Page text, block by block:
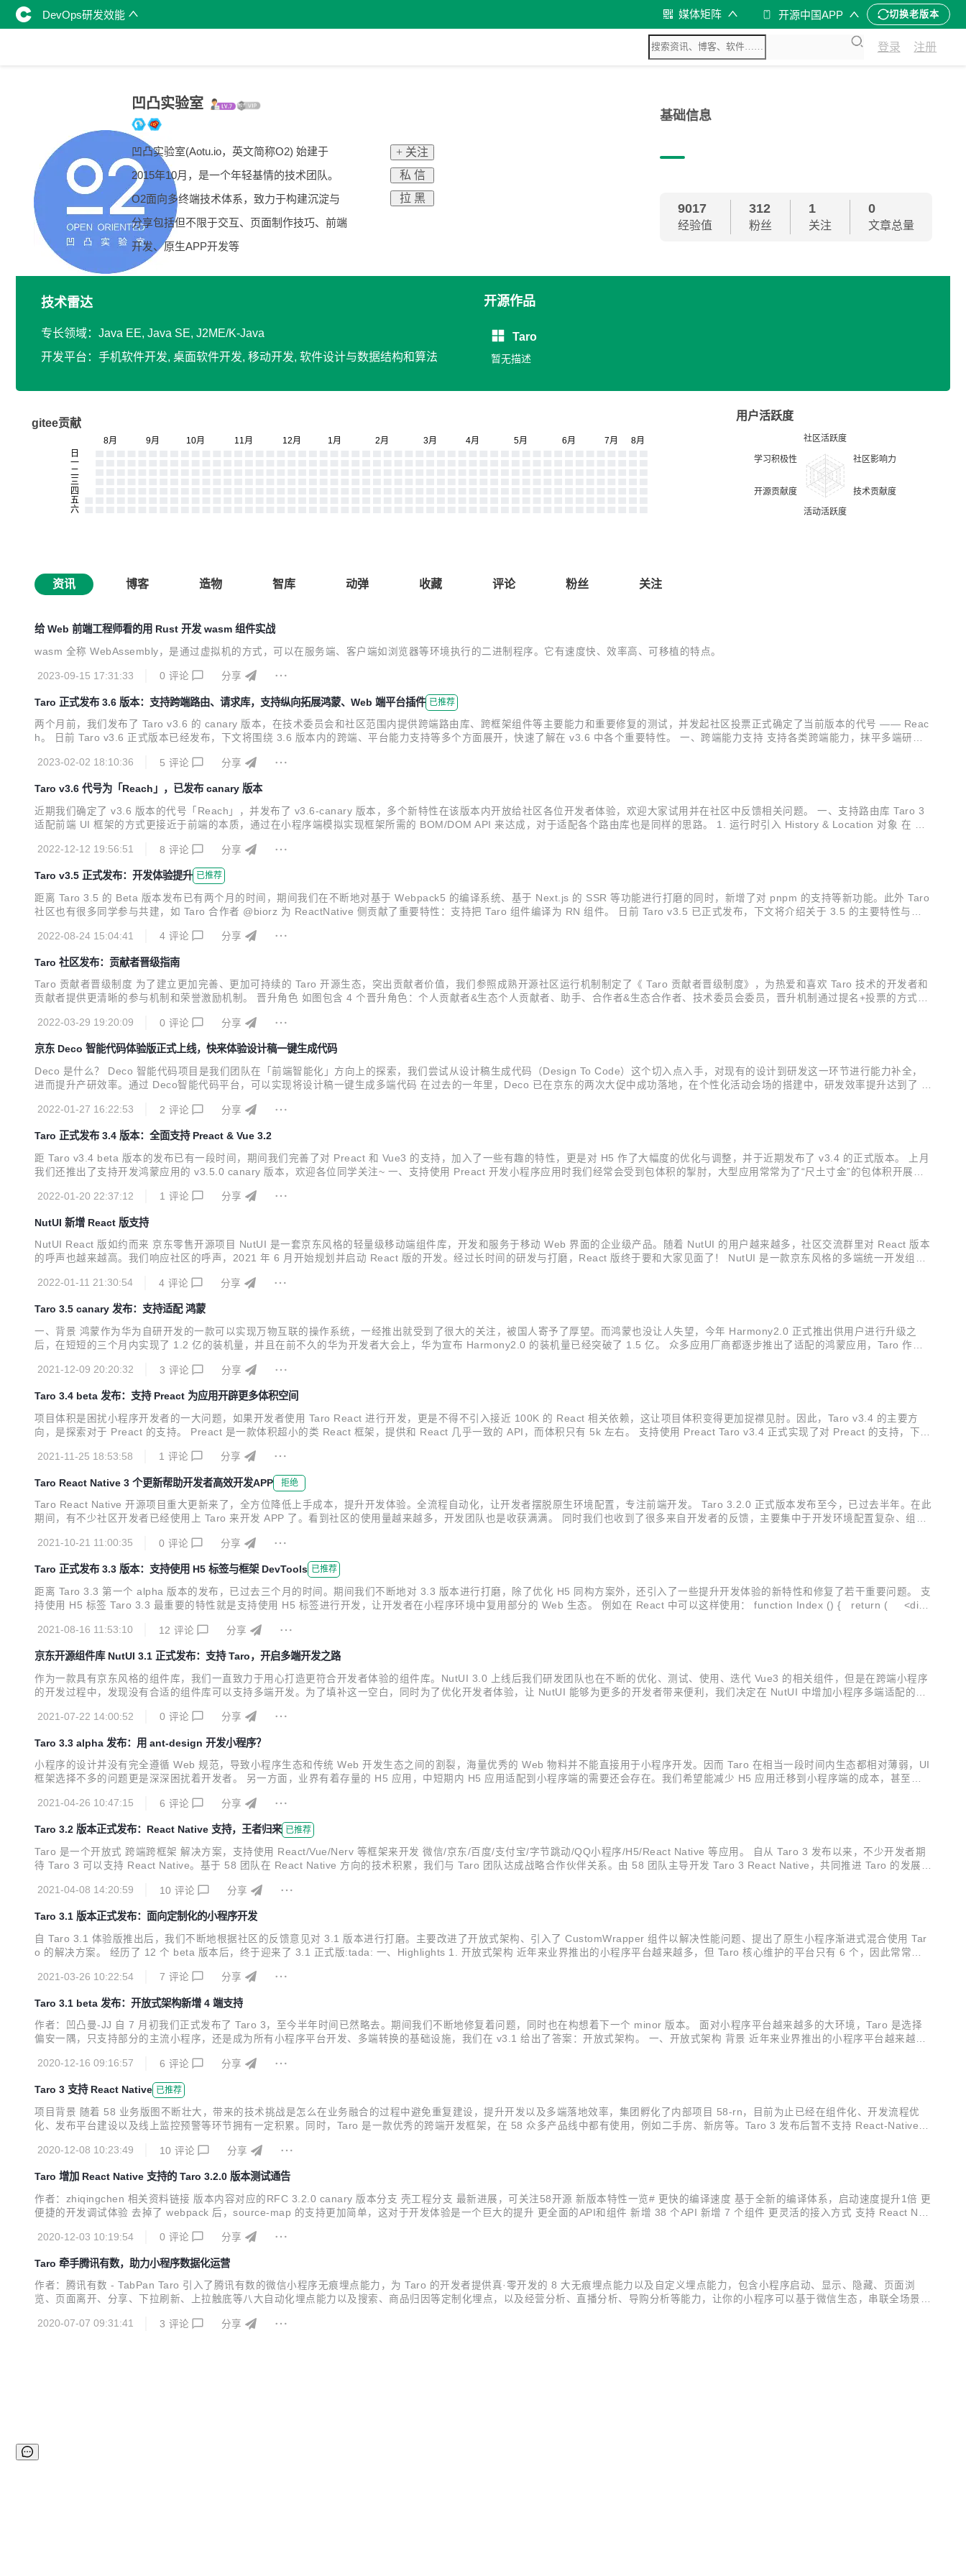
DevOps研发效能 媒体矩阵 开源中国APP 切换老版本
登录 注册
凹凸实验室
凹凸实验室(Aotu.io，英文简称O2) 始建于
2015年10月，是一个年轻基情的技术团队。
O2面向多终端技术体系，致力于构建沉淀与
分享包括但不限于交互、页面制作技巧、前端
开发、原生APP开发等
+ 关注
私 信
拉 黑
基础信息
9017
经验值
312
粉丝
1
关注
0
文章总量
技术雷达
专长领域：Java EE, Java SE, J2ME/K-Java
开发平台：手机软件开发, 桌面软件开发, 移动开发, 软件设计与数据结构和算法
开源作品
Taro
暂无描述
gitee贡献
用户活跃度
资讯 博客 造物 智库 动弹 收藏 评论 粉丝 关注
给 Web 前端工程师看的用 Rust 开发 wasm 组件实战
wasm 全称 WebAssembly，是通过虚拟机的方式，可以在服务端、客户端如浏览器等环境执行的二进制程序。它有速度快、效率高、可移植的特点。
2023-09-15 17:31:33 0 评论 分享
Taro 正式发布 3.6 版本：支持跨端路由、请求库，支持纵向拓展鸿蒙、Web 端平台插件 已推荐
两个月前，我们发布了 Taro v3.6 的 canary 版本，在技术委员会和社区范围内提供跨端路由库、跨框架组件等主要能力和重要修复的测试，并发起社区投票正式确定了当前版本的代号 —— Reac
h。 日前 Taro v3.6 正式版本已经发布，下文将围绕 3.6 版本内的跨端、平台能力支持等多个方面展开，快速了解在 v3.6 中各个重要特性。 一、跨端能力支持 支持各类跨端能力，抹平多端研发
2023-02-02 18:10:36
5 评论 分享
Taro v3.6 代号为「Reach」，已发布 canary 版本
近期我们确定了 v3.6 版本的代号「Reach」，并发布了 v3.6-canary 版本，多个新特性在该版本内开放给社区各位开发者体验，欢迎大家试用并在社区中反馈相关问题。 一、支持路由库 Taro 3
适配前端 UI 框架的方式更接近于前端的本质，通过在小程序端模拟实现框架所需的 BOM/DOM API 来达成，对于适配各个路由库也是同样的思路。 1. 运行时引入 History & Location 对象 在 We
2022-12-12 19:56:51
8 评论 分享
Taro v3.5 正式发布：开发体验提升 已推荐
距离 Taro 3.5 的 Beta 版本发布已有两个月的时间，期间我们在不断地对基于 Webpack5 的编译系统、基于 Next.js 的 SSR 等功能进行打磨的同时，新增了对 pnpm 的支持等新功能。此外 Taro
社区也有很多同学参与共建，如 Taro 合作者 @biorz 为 ReactNative 侧贡献了重要特性：支持把 Taro 组件编译为 RN 组件。 日前 Taro v3.5 已正式发布，下文将介绍关于 3.5 的主要特性与重
2022-08-24 15:04:41
4 评论 分享
Taro 社区发布：贡献者晋级指南
Taro 贡献者晋级制度 为了建立更加完善、更加可持续的 Taro 开源生态，突出贡献者价值，我们参照成熟开源社区运行机制制定了《 Taro 贡献者晋级制度》，为热爱和喜欢 Taro 技术的开发者和
贡献者提供更清晰的参与机制和荣誉激励机制。 晋升角色 如图包含 4 个晋升角色：个人贡献者&生态个人贡献者、助手、合作者&生态合作者、技术委员会委员，晋升机制通过提名+投票的方式进
者，会进行自动进行降级，贡献...
2022-03-29 19:20:09 0 评论 分享
京东 Deco 智能代码体验版正式上线，快来体验设计稿一键生成代码
Deco 是什么？ Deco 智能代码项目是我们团队在「前端智能化」方向上的探索，我们尝试从设计稿生成代码（Design To Code）这个切入点入手，对现有的设计到研发这一环节进行能力补全，
进而提升产研效率。通过 Deco智能代码平台，可以实现将设计稿一键生成多端代码 在过去的一年里，Deco 已在京东的两次大促中成功落地，在个性化活动会场的搭建中，研发效率提升达到了 4
馈的需求。 经过产品打磨，今...
2022-01-27 16:22:53 2 评论 分享
Taro 正式发布 3.4 版本：全面支持 Preact & Vue 3.2
距 Taro v3.4 beta 版本的发布已有一段时间，期间我们完善了对 Preact 和 Vue3 的支持，加入了一些有趣的特性，更是对 H5 作了大幅度的优化与调整，并于近期发布了 v3.4 的正式版本。 上月
我们还推出了支持开发鸿蒙应用的 v3.5.0 canary 版本，欢迎各位同学关注~ 一、支持使用 Preact 开发小程序应用时我们经常会受到包体积的掣肘，大型应用常常为了“尺土寸金”的包体积开展瘦
2022-01-20 22:37:12
1 评论 分享
NutUI 新增 React 版支持
NutUI React 版如约而来 京东零售开源项目 NutUI 是一套京东风格的轻量级移动端组件库，开发和服务于移动 Web 界面的企业级产品。随着 NutUI 的用户越来越多，社区交流群里对 React 版本
的呼声也越来越高。我们响应社区的呼声，2021 年 6 月开始规划并启动 React 版的开发。经过长时间的研发与打磨，React 版终于要和大家见面了！ NutUI 是一款京东风格的多端统一开发组件
2022-01-11 21:30:54
4 评论 分享
Taro 3.5 canary 发布：支持适配 鸿蒙
一、背景 鸿蒙作为华为自研开发的一款可以实现万物互联的操作系统，一经推出就受到了很大的关注，被国人寄予了厚望。而鸿蒙也没让人失望，今年 Harmony2.0 正式推出供用户进行升级之
后，在短短的三个月内实现了 1.2 亿的装机量，并且在前不久的华为开发者大会上，华为宣布 Harmony2.0 的装机量已经突破了 1.5 亿。 众多应用厂商都逐步推出了适配的鸿蒙应用，Taro 作为
用 JS 开发...
2021-12-09 20:20:32 3 评论 分享
Taro 3.4 beta 发布：支持 Preact 为应用开辟更多体积空间
项目体积是困扰小程序开发者的一大问题，如果开发者使用 Taro React 进行开发，更是不得不引入接近 100K 的 React 相关依赖，这让项目体积变得更加捉襟见肘。因此，Taro v3.4 的主要方
向，是探索对于 Preact 的支持。 Preact 是一款体积超小的类 React 框架，提供和 React 几乎一致的 API，而体积只有 5k 左右。 支持使用 Preact Taro v3.4 正式实现了对 Preact 的支持，下文
2021-11-25 18:53:58
1 评论 分享
Taro React Native 3 个更新帮助开发者高效开发APP 拒绝
Taro React Native 开源项目重大更新来了，全方位降低上手成本，提升开发体验。全流程自动化，让开发者摆脱原生环境配置，专注前端开发。 Taro 3.2.0 正式版本发布至今，已过去半年。在此
期间，有不少社区开发者已经使用上 Taro 来开发 APP 了。看到社区的使用量越来越多，开发团队也是收获满满。 同时我们也收到了很多来自开发者的反馈，主要集中于开发环境配置复杂、组件
解决。 首先 Andr...
2021-10-21 11:00:35 0 评论 分享
Taro 正式发布 3.3 版本：支持使用 H5 标签与框架 DevTools 已推荐
距离 Taro 3.3 第一个 alpha 版本的发布，已过去三个月的时间。期间我们不断地对 3.3 版本进行打磨，除了优化 H5 同构方案外，还引入了一些提升开发体验的新特性和修复了若干重要问题。 支
持使用 H5 标签 Taro 3.3 最重要的特性就是支持使用 H5 标签进行开发，让开发者在小程序环境中复用部分的 Web 生态。 例如在 React 中可以这样使用： function Index () { return ( <div>
2021-08-16 11:53:10
12 评论 分享
京东开源组件库 NutUI 3.1 正式发布：支持 Taro，开启多端开发之路
作为一款具有京东风格的组件库，我们一直致力于用心打造更符合开发者体验的组件库。NutUI 3.0 上线后我们研发团队也在不断的优化、测试、使用、迭代 Vue3 的相关组件，但是在跨端小程序
的开发过程中，发现没有合适的组件库可以支持多端开发。为了填补这一空白，同时为了优化开发者体验，让 NutUI 能够为更多的开发者带来便利，我们决定在 NutUI 中增加小程序多端适配的能
PP 和 H5 就好，自从微信产出了...
2021-07-22 14:00:52 0 评论 分享
Taro 3.3 alpha 发布：用 ant-design 开发小程序？
小程序的设计并没有完全遵循 Web 规范，导致小程序生态和传统 Web 开发生态之间的割裂，海量优秀的 Web 物料并不能直接用于小程序开发。因而 Taro 在相当一段时间内生态都相对薄弱，UI
框架选择不多的问题更是深深困扰着开发者。 另一方面，业界有着存量的 H5 应用，中短期内 H5 应用适配到小程序端的需要还会存在。我们希望能减少 H5 应用迁移到小程序端的成本，甚至能
与问题，以及...
2021-04-26 10:47:15 6 评论 分享
Taro 3.2 版本正式发布：React Native 支持，王者归来 已推荐
Taro 是一个开放式 跨端跨框架 解决方案，支持使用 React/Vue/Nerv 等框架来开发 微信/京东/百度/支付宝/字节跳动/QQ小程序/H5/React Native 等应用。 自从 Taro 3 发布以来，不少开发者期
待 Taro 3 可以支持 React Native。基于 58 团队在 React Native 方向的技术积累，我们与 Taro 团队达成战略合作伙伴关系。由 58 团队主导开发 Taro 3 React Native，共同推进 Taro 的发展。
2021-04-08 14:20:59
10 评论 分享
Taro 3.1 版本正式发布：面向定制化的小程序开发
自 Taro 3.1 体验版推出后，我们不断地根据社区的反馈意见对 3.1 版本进行打磨。主要改进了开放式架构、引入了 CustomWrapper 组件以解决性能问题、提出了原生小程序渐进式混合使用 Tar
o 的解决方案。 经历了 12 个 beta 版本后，终于迎来了 3.1 正式版:tada: 一、Highlights 1. 开放式架构 近年来业界推出的小程序平台越来越多，但 Taro 核心维护的平台只有 6 个，因此常常有
2021-03-26 10:22:54
7 评论 分享
Taro 3.1 beta 发布：开放式架构新增 4 端支持
作者：凹凸曼-JJ 自 7 月初我们正式发布了 Taro 3，至今半年时间已然略去。期间我们不断地修复着问题，同时也在构想着下一个 minor 版本。 面对小程序平台越来越多的大环境，Taro 是选择
偏安一隅，只支持部分的主流小程序，还是成为所有小程序平台开发、多端转换的基础设施，我们在 v3.1 给出了答案：开放式架构。 一、开放式架构 背景 近年来业界推出的小程序平台越来越
性代码分布于 Tar...
2020-12-16 09:16:57 6 评论 分享
Taro 3 支持 React Native 已推荐
项目背景 随着 58 业务版图不断壮大，带来的技术挑战是怎么在业务融合的过程中避免重复建设，提升开发以及多端落地效率，集团孵化了内部项目 58-rn，目前为止已经在组件化、开发流程优
化、发布平台建设以及线上监控预警等环节拥有一定积累。同时，Taro 是一款优秀的跨端开发框架，在 58 众多产品线中都有使用，例如二手房、新房等。Taro 3 发布后暂不支持 React-Native
简...
2020-12-08 10:23:49 10 评论 分享
Taro 增加 React Native 支持的 Taro 3.2.0 版本测试通告
作者：zhiqingchen 相关资料链接 版本内容对应的RFC 3.2.0 canary 版本分支 壳工程分支 最新进展，可关注58开源 新版本特性一览# 更快的编译速度 基于全新的编译体系，启动速度提升1倍 更
便捷的开发调试体验 去掉了 webpack 后，source-map 的支持更加简单，这对于开发体验是一个巨大的提升 更全面的API和组件 新增 38 个API 新增 7 个组件 更灵活的接入方式 支持 React Nati
2020-12-03 10:19:54
0 评论 分享
Taro 牵手腾讯有数，助力小程序数据化运营
作者：腾讯有数 - TabPan Taro 引入了腾讯有数的微信小程序无痕埋点能力，为 Taro 的开发者提供真·零开发的 8 大无痕埋点能力以及自定义埋点能力，包含小程序启动、显示、隐藏、页面浏
览、页面离开、分享、下拉刷新、上拉触底等八大自动化埋点能力以及搜索、商品归因等定制化埋点，以及经营分析、直播分析、导购分析等能力，让你的小程序可以基于微信生态，串联全场景多
提供了良好的生态环境。小程序作为微信生态中变现的战略重点，潜...
2020-07-07 09:31:41 3 评论 分享